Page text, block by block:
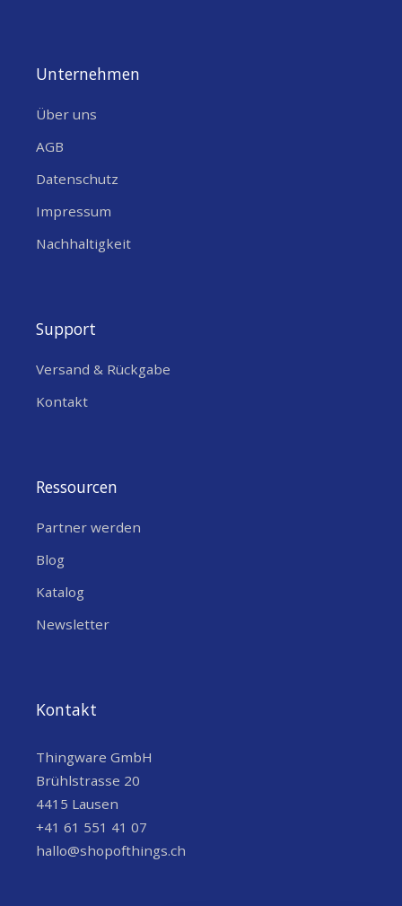
Unternehmen
Über uns
AGB
Datenschutz
Impressum
Nachhaltigkeit
Support
Versand & Rückgabe
Kontakt
Ressourcen
Partner werden
Blog
Katalog
Newsletter
Kontakt
Thingware GmbH
Brühlstrasse 20
4415 Lausen
+41 61 551 41 07
hallo@shopofthings.ch